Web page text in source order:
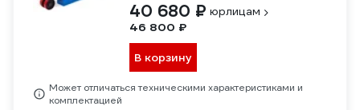
40 680 ₽ юрлицам
46 800 ₽
В корзину
Может отличаться техническими характеристиками и
комплектацией